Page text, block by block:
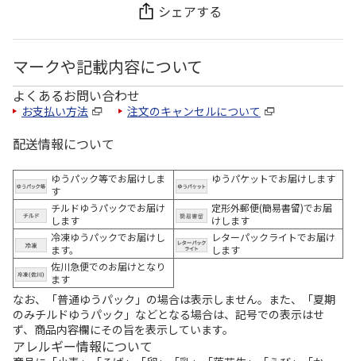
シェアする
マークや記載内容について
よくあるお問い合わせ
お支払い方法 注文のキャンセルについて
配送情報について
ゆうパック等でお届けしま
す
ゆうパケットでお届けします
チルドゆうパックでお届け
します
定形外郵便(簡易書留)でお届
けします
冷凍ゆうパックでお届けし
ます。
レターパックライトでお届け
します
佐川急便でのお届けとなり
ます
なお、「普通ゆうパック」の場合は表示しません。また、「夏期
のみチルドゆうパック」などとなる場合は、記号での表示はせ
ず、商品内容欄にその旨を表示しています。
アレルギー情報について